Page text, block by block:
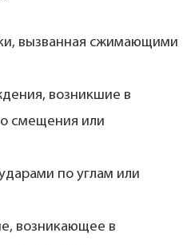
вызванная сжимающими
возникшие в
смещения или
по углам или
возникающее в